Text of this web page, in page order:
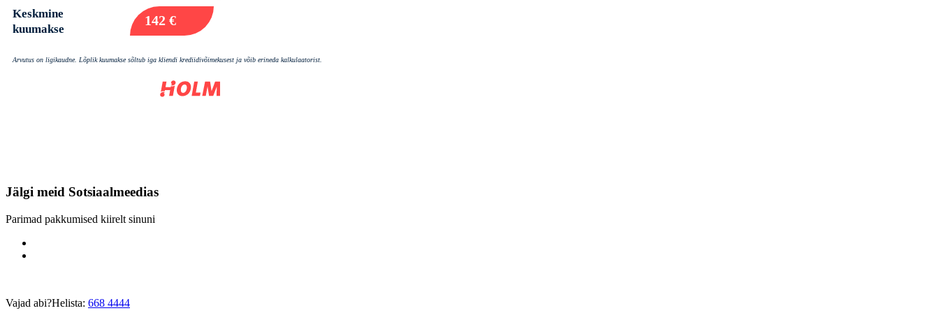
Jälgi meid Sotsiaalmeedias
Parimad pakkumised kiirelt sinuni
Vajad abi?Helista: 668 4444